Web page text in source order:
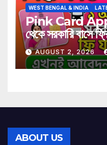
WEST BENGAL & INDIA
Pink Card
থেকে সরকারি বাসে
কার্ড বাধ্যতামূলক?
AUGUST 2, 2026
ABOUT US